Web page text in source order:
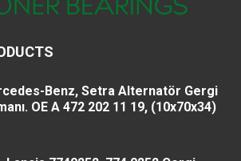
Benz, Setra Alternatör Gergi
OE A 472 202 11 19, (10x70x34)